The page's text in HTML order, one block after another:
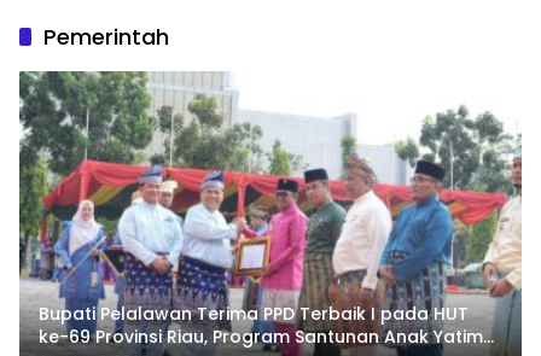
Pemerintah
Bupati Pelalawan Terima PPD Terbaik I pada HUT
ke-69 Provinsi Riau, Program Santunan Anak Yatim